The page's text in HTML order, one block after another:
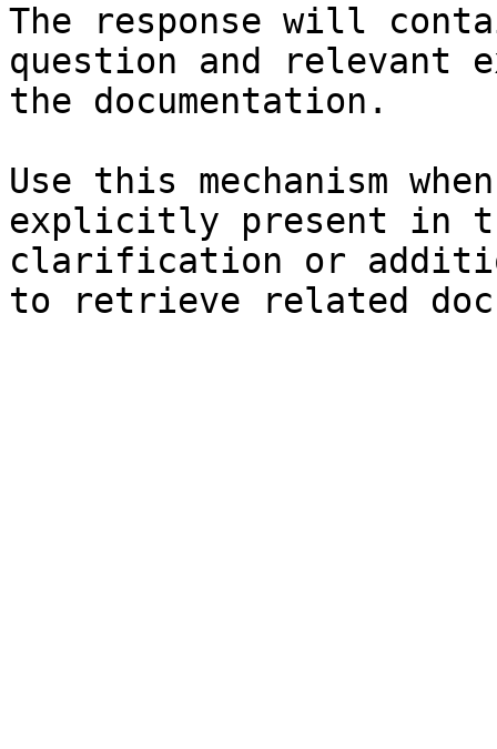
The response will
question and relevant
the documentation.
Use this mechanism
explicitly present in
clarification or